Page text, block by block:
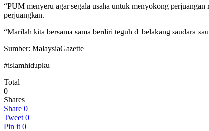
“PUM menyeru agar segala usaha untuk menyokong
perjuangkan.
“Marilah kita bersama-sama berdiri teguh di belakang saudara-
Sumber: MalaysiaGazette
#islamhidupku
Total
0
Shares
Share 0
Tweet 0
Pin it 0